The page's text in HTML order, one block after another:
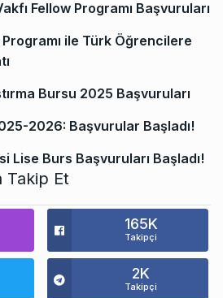
Fellow Programı Başvuruları
ile Türk Öğrencilere
Bursu 2025 Başvuruları
2026: Başvurular Başladı!
Lise Burs Başvuruları Başladı!
Takip Et
165K
Takipçi
2K
Takipçi